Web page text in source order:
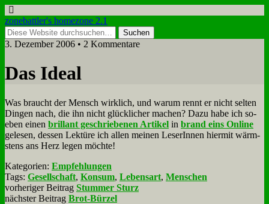
zonebattler's homezone 2.1
3. Dezember 2006 • 2 Kommentare
Das Ide­al
Was braucht der Mensch wirk­lich, und war­um rennt er nicht sel­ten
Din­gen nach, die ihn nicht glück­li­cher ma­chen? Da­zu ha­be ich so­
eben ei­nen bril­lant ge­schrie­be­nen Ar­ti­kel in brand eins On­line
ge­le­sen, des­sen Lek­tü­re ich al­len mei­nen Le­se­rIn­nen hier­mit wärm­
stens ans Herz le­gen möch­te!
Kategorien: Empfehlungen
Tags: Gesellschaft, Konsum, Lebensart, Menschen
vorheriger Beitrag Stummer Sturz
nächster Beitrag Brot-Bürzel